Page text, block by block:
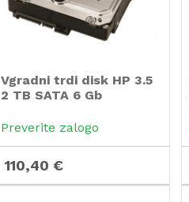
Vgradni trdi disk HP 3.5
2 TB SATA 6 Gb
Preverite zalogo
110,40 €